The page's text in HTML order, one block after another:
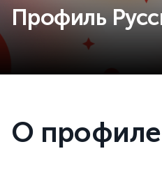
Профиль
О профиле